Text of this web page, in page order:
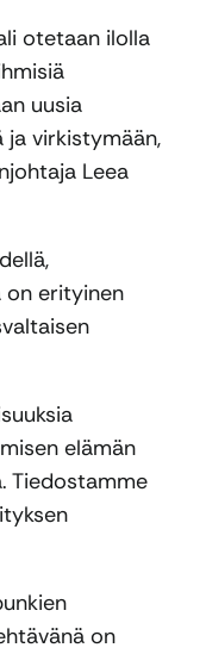
otetaan ilolla
uusia
ja virkistymään,
Leea
on erityinen
elämän
Tiedostamme
on